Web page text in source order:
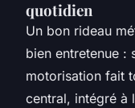
quotidien
Un bon rideau
bien entretenue :
motorisation fait
central, intégré à